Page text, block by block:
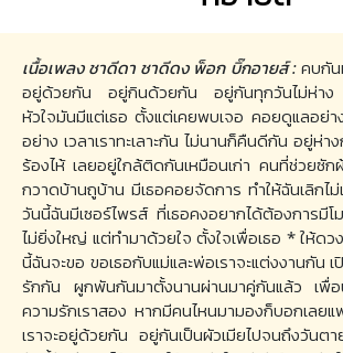
เนื้อเพลง ชาดีดา ชาดีดง พ็อก บิ๊กอายส์ : คบกัน
อยู่ด้วยกัน อยู่กินด้วยกัน อยู่กันทุกวันไม่ห่าง
หัวใจมันมีแต่เธอ ตั้งแต่เคยพบเจอ คอยดูแลอย่
อย่าง เวลาเราทะเลาะกัน ไม่นานก็คืนดีกัน อยู่ห่า
ร้องไห้ เลยอยู่ใกล้ติดกันเหมือนเก่า คนที่ช่วยซั
กวาดบ้านถูบ้าน มีเธอคอยจัดการ ทำให้ฉันเลิกไม่
วันนี้ฉันมีเซอร์ไพรส์ ที่เธอคงอยากได้ต้องการมี
ไม่ยิ่งใหญ่ แต่ทำมาด้วยใจ ตั้งใจเพื่อเธอ * ให้ดว
นี้ฉันจะขอ ขอเธอกับแม่และพ่อเราจะแต่งงานกัน เ
รักกัน ผูกพันกันมาตั้งนานผ่านมาคู่กันแล้ว เพื่อ
ความรักเราสอง หากมีคนไหนมามองก็บอกเลย
เราจะอยู่ด้วยกัน อยู่กันเป็นผัวเมียไปจนถึงวัน